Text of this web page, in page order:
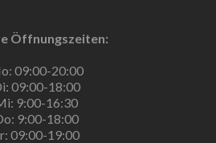
Öffnungszeiten:
09:00-20:00
09:00-18:00
9:00-16:30
9:00-18:00
09:00-19:00